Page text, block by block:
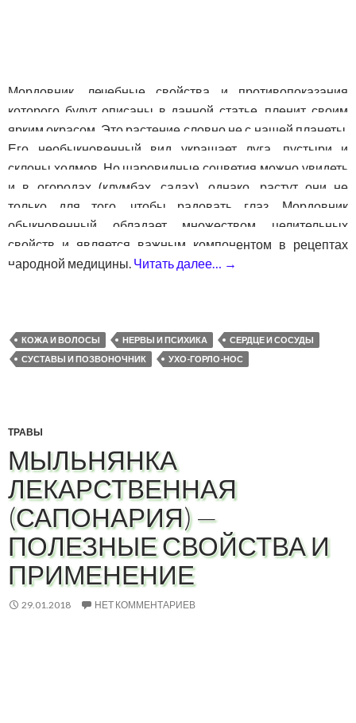
Мордовник, лечебные свойства и противопоказания
которого будут описаны в данной статье, пленит своим
ярким окрасом. Это растение словно не с нашей планеты.
Его необыкновенный вид украшает луга, пустыри и
склоны холмов. Но шаровидные соцветия можно увидеть
и в огородах (клумбах, садах), однако, растут они не
только для того, чтобы радовать глаз. Мордовник
обыкновенный обладает множеством целительных
свойств и является важным компонентом в рецептах
народной медицины. Читать далее… →
КОЖА И ВОЛОСЫ НЕРВЫ И ПСИХИКА
СЕРДЦЕ И СОСУДЫ
СУСТАВЫ И ПОЗВОНОЧНИК
УХО-ГОРЛО-НОС
ТРАВЫ
МЫЛЬНЯНКА
ЛЕКАРСТВЕННАЯ
(САПОНАРИЯ) —
ПОЛЕЗНЫЕ СВОЙСТВА И
ПРИМЕНЕНИЕ
29.01.2018 НЕТ КОММЕНТАРИЕВ